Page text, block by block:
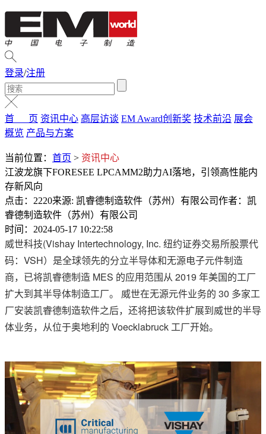
登录/注册
首 页 资讯中心 高层访谈 EM Award创新奖 技术前沿 展会
概览 产品与方案
当前位置： 首页 > 资讯中心
江波龙旗下FORESEE LPCAMM2助力AI落地，引领高性能内
存新风向
点击：2220来源: 凯睿德制造软件（苏州）有限公司作者：凯
睿德制造软件（苏州）有限公司
时间：2024-05-17 10:22:58
威世科技(Vishay Intertechnology, Inc. 纽约证券交易所股票代
码：VSH）是全球领先的分立半导体和无源电子元件制造
商，已将凯睿德制造 MES 的应用范围从 2019 年美国的工厂
扩大到其半导体制造工厂。 威世在无源元件业务的 30 多家工
厂安装凯睿德制造软件之后，还将把该软件扩展到威世的半导
体业务，从位于奥地利的 Voecklabruck 工厂开始。